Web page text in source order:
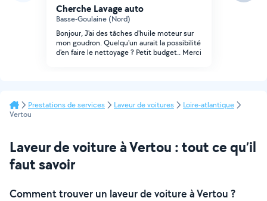
Cherche Lavage auto
Basse-Goulaine (Nord)
Bonjour, J'ai des tâches d'huile moteur sur
mon goudron. Quelqu'un aurait la possibilité
d'en faire le nettoyage ? Petit budget.. Merci
Prestations de services Laveur de voitures
Loire-atlantique
Vertou
Laveur de voiture à Vertou : tout ce qu’il
faut savoir
Comment trouver un laveur de voiture à Vertou ?